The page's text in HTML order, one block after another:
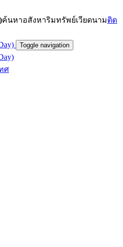
ค้นหาอสังหาริมทรัพย์เวียดนามติด
Toggle navigation
ศ